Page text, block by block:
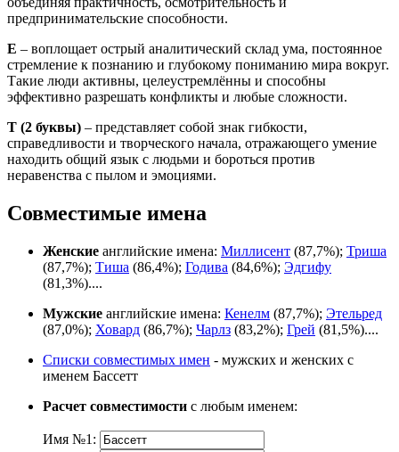
предпринимательские способности.
Е – воплощает острый аналитический склад ума, постоянное
стремление к познанию и глубокому пониманию мира вокруг.
Такие люди активны, целеустремлённы и способны
эффективно разрешать конфликты и любые сложности.
Т (2 буквы) – представляет собой знак гибкости,
справедливости и творческого начала, отражающего умение
находить общий язык с людьми и бороться против
неравенства с пылом и эмоциями.
Совместимые имена
Женские английские имена: Миллисент (87,7%); Триша
(87,7%); Тиша (86,4%); Годива (84,6%); Эдгифу
(81,3%)....
Мужские английские имена: Кенелм (87,7%); Этельред
(87,0%); Ховард (86,7%); Чарлз (83,2%); Грей (81,5%)....
Списки совместимых имен - мужских и женских с
именем Бассетт
Расчет совместимости с любым именем:
Имя №1: